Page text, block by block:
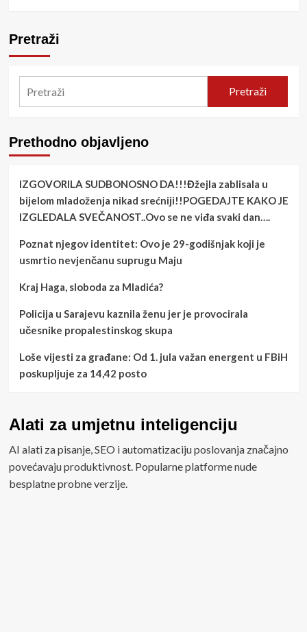
Pretraži
Pretraži
Prethodno objavljeno
IZGOVORILA SUDBONOSNO DA!!!Đžejla zablisala u
bijelom mladoženja nikad srećniji!!POGEDAJTE KAKO JE
IZGLEDALA SVEČANOST..Ovo se ne viđa svaki dan….
Poznat njegov identitet: Ovo je 29-godišnjak koji je
usmrtio nevjenčanu suprugu Maju
Kraj Haga, sloboda za Mladića?
Policija u Sarajevu kaznila ženu jer je provocirala
učesnike propalestinskog skupa
Loše vijesti za građane: Od 1. jula važan energent u FBiH
poskupljuje za 14,42 posto
Alati za umjetnu inteligenciju
AI alati za pisanje, SEO i automatizaciju poslovanja značajno
povećavaju produktivnost. Popularne platforme nude
besplatne probne verzije.